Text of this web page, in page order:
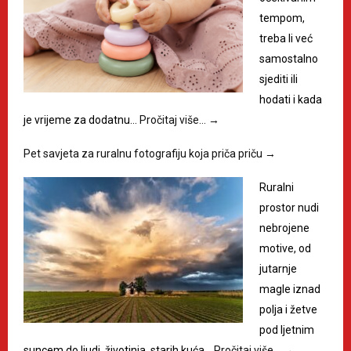
tempom,
treba li već
samostalno
sjediti ili
hodati i kada
je vrijeme za dodatnu…
Pročitaj više… →
Pet savjeta za ruralnu fotografiju koja priča priču →
Ruralni
prostor nudi
nebrojene
motive, od
jutarnje
magle iznad
polja i žetve
pod ljetnim